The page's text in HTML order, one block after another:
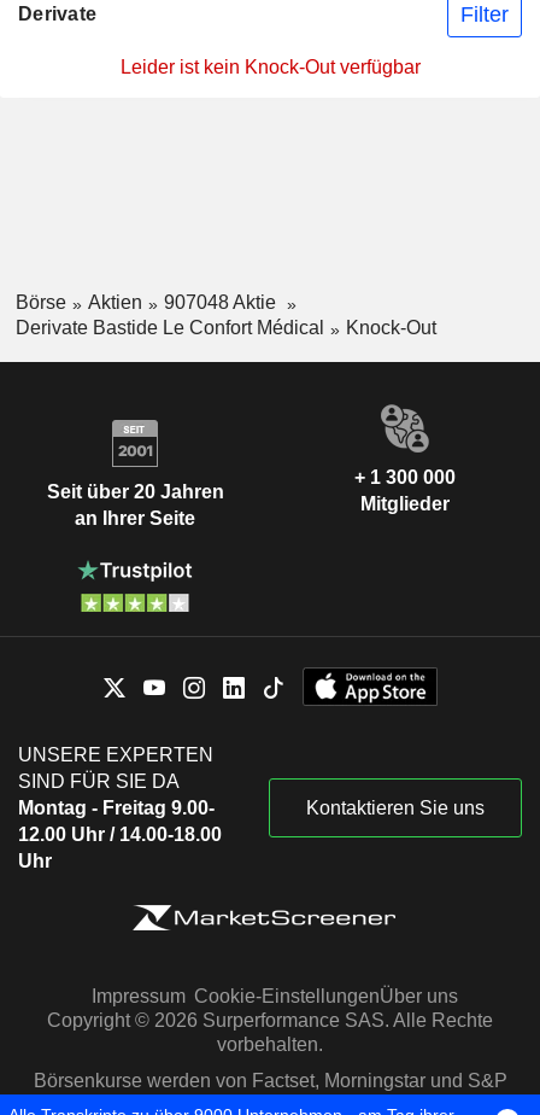
Derivate Filter
Leider ist kein Knock-Out verfügbar
Börse Aktien
907048 Aktie
Derivate Bastide Le Confort Médical
Knock-Out
Seit über 20 Jahren
an Ihrer Seite
+ 1 300 000
Mitglieder
UNSERE EXPERTEN
SIND FÜR SIE DA
Montag - Freitag 9.00-
12.00 Uhr / 14.00-18.00
Uhr
Kontaktieren Sie uns
Impressum Cookie-EinstellungenÜber uns
Copyright © 2026 Surperformance SAS. Alle Rechte
vorbehalten.
Börsenkurse werden von Factset, Morningstar und S&P
Capital IQ zur Verfügung gestellt